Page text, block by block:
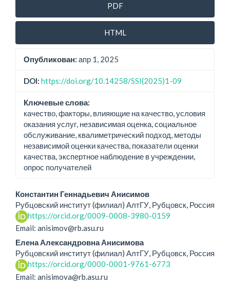
PDF
HTML
Опубликован: апр 1, 2025
DOI: https://doi.org/10.14258/SSI(2025)1-09
Ключевые слова:
качество, факторы, влияющие на качество, условия
оказания услуг, независимая оценка, социальное
обслуживание, квалиметрический подход, методы
независимой оценки качества, показатели оценки
качества, экспертное наблюдение в учреждении,
опрос получателей
Основное
содержание
статьи
Константин Геннадьевич Анисимов
Рубцовский институт (филиал) АлтГУ, Рубцовск, Россия
https://orcid.org/0009-0008-3980-0159
Email: anisimov@rb.asu.ru
Елена Александровна Анисимова
Рубцовский институт (филиал) АлтГУ, Рубцовск, Россия
https://orcid.org/0000-0001-9761-6773
Email: anisimova@rb.asu.ru